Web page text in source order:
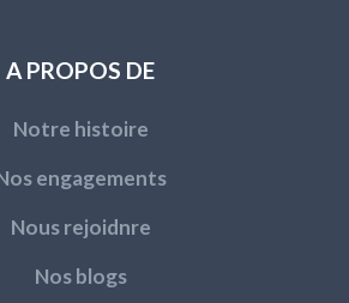
A PROPOS DE
Notre histoire
engagements
Nous rejoidnre
Nos blogs